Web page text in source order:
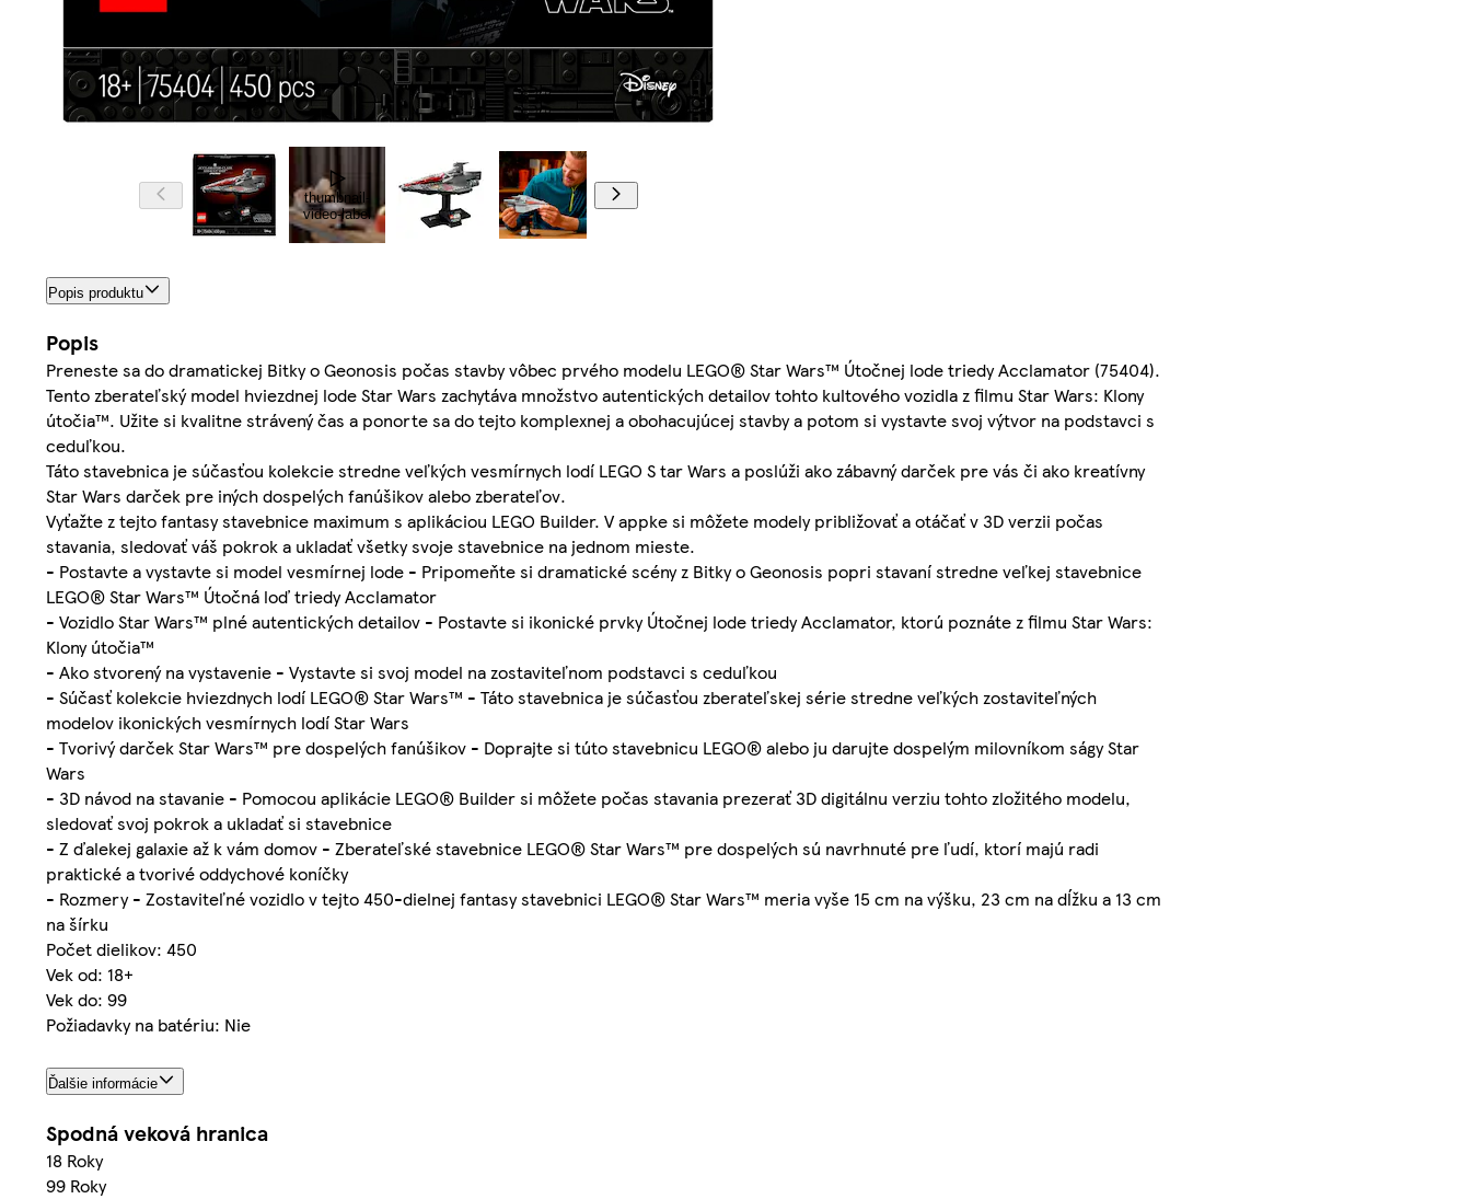
thumbnail-
video-label
Popis produktu
Popis
Preneste sa do dramatickej Bitky o Geonosis počas stavby vôbec prvého modelu LEGO® Star Wars™ Útočnej lode triedy Acclamator (75404).
Tento zberateľský model hviezdnej lode Star Wars zachytáva množstvo autentických detailov tohto kultového vozidla z filmu Star Wars: Klony
útočia™. Užite si kvalitne strávený čas a ponorte sa do tejto komplexnej a obohacujúcej stavby a potom si vystavte svoj výtvor na podstavci s
ceduľkou.
Táto stavebnica je súčasťou kolekcie stredne veľkých vesmírnych lodí LEGO S tar Wars a poslúži ako zábavný darček pre vás či ako kreatívny
Star Wars darček pre iných dospelých fanúšikov alebo zberateľov.
Vyťažte z tejto fantasy stavebnice maximum s aplikáciou LEGO Builder. V appke si môžete modely približovať a otáčať v 3D verzii počas
stavania, sledovať váš pokrok a ukladať všetky svoje stavebnice na jednom mieste.
- Postavte a vystavte si model vesmírnej lode - Pripomeňte si dramatické scény z Bitky o Geonosis popri stavaní stredne veľkej stavebnice
LEGO® Star Wars™ Útočná loď triedy Acclamator
- Vozidlo Star Wars™ plné autentických detailov - Postavte si ikonické prvky Útočnej lode triedy Acclamator, ktorú poznáte z filmu Star Wars:
Klony útočia™
- Ako stvorený na vystavenie - Vystavte si svoj model na zostaviteľnom podstavci s ceduľkou
- Súčasť kolekcie hviezdnych lodí LEGO® Star Wars™ - Táto stavebnica je súčasťou zberateľskej série stredne veľkých zostaviteľných
modelov ikonických vesmírnych lodí Star Wars
- Tvorivý darček Star Wars™ pre dospelých fanúšikov - Doprajte si túto stavebnicu LEGO® alebo ju darujte dospelým milovníkom ságy Star
Wars
- 3D návod na stavanie - Pomocou aplikácie LEGO® Builder si môžete počas stavania prezerať 3D digitálnu verziu tohto zložitého modelu,
sledovať svoj pokrok a ukladať si stavebnice
- Z ďalekej galaxie až k vám domov - Zberateľské stavebnice LEGO® Star Wars™ pre dospelých sú navrhnuté pre ľudí, ktorí majú radi
praktické a tvorivé oddychové koníčky
- Rozmery - Zostaviteľné vozidlo v tejto 450-dielnej fantasy stavebnici LEGO® Star Wars™ meria vyše 15 cm na výšku, 23 cm na dĺžku a 13 cm
na šírku
Počet dielikov: 450
Vek od: 18+
Vek do: 99
Požiadavky na batériu: Nie
Ďalšie informácie
Spodná veková hranica
18 Roky
99 Roky